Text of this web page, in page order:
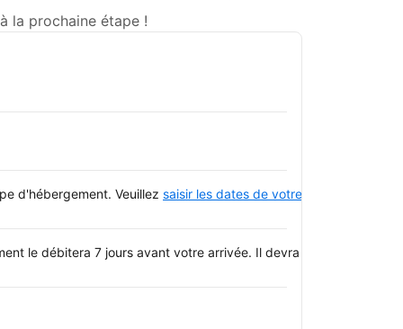
la prochaine étape !
d'hébergement. Veuillez saisir les dates de votre séjour
le débitera 7 jours avant votre arrivée. Il devra être payé par